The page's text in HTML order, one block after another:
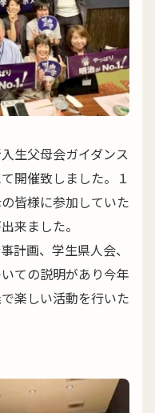
生父母会ガイダンス
開催致しました。１
皆様に参加していた
来ました。
計画、学生県人会、
ての説明があり今年
楽しい活動を行いた